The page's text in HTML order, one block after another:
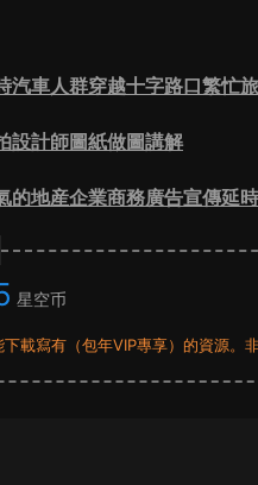
汽車人群穿越十字路口繁忙
設計師圖紙做圖講解
的地産企業商務廣告宣傳延
星空币
載寫有（包年VIP專享）的資源。